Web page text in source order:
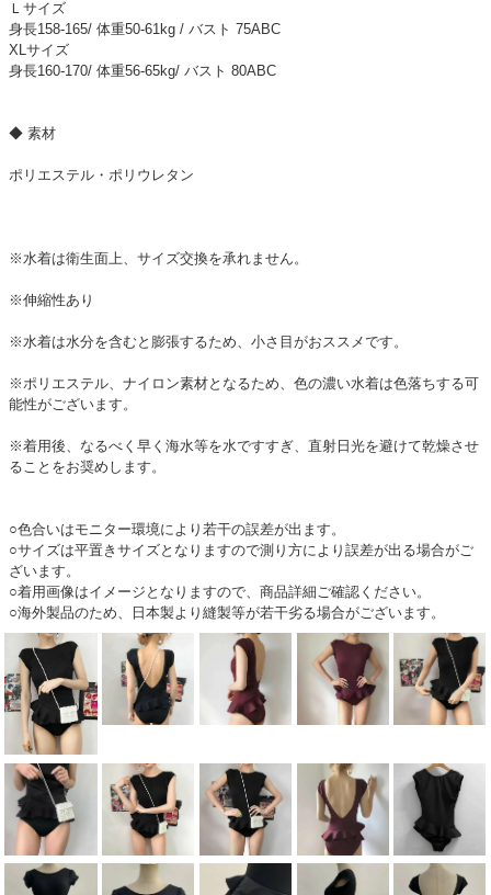
Ｌサイズ
身長158-165/ 体重50-61kg / バスト 75ABC
XLサイズ
身長160-170/ 体重56-65kg/ バスト 80ABC
◆ 素材
ポリエステル・ポリウレタン
※水着は衛生面上、サイズ交換を承れません。
※伸縮性あり
※水着は水分を含むと膨張するため、小さ目がおススメです。
※ポリエステル、ナイロン素材となるため、色の濃い水着は色落ちする可
能性がございます。
※着用後、なるべく早く海水等を水ですすぎ、直射日光を避けて乾燥させ
ることをお奨めします。
○色合いはモニター環境により若干の誤差が出ます。
○サイズは平置きサイズとなりますので測り方により誤差が出る場合がご
ざいます。
○着用画像はイメージとなりますので、商品詳細ご確認ください。
○海外製品のため、日本製より縫製等が若干劣る場合がございます。